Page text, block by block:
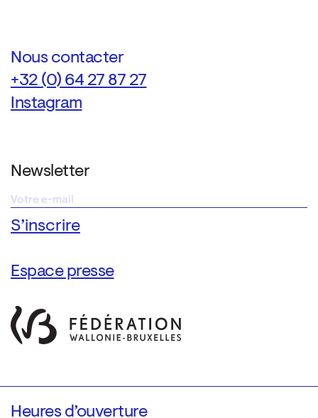
Nous contacter
+32 (0) 64 27 87 27
Instagram
Newsletter
Espace presse
Heures d’ouverture